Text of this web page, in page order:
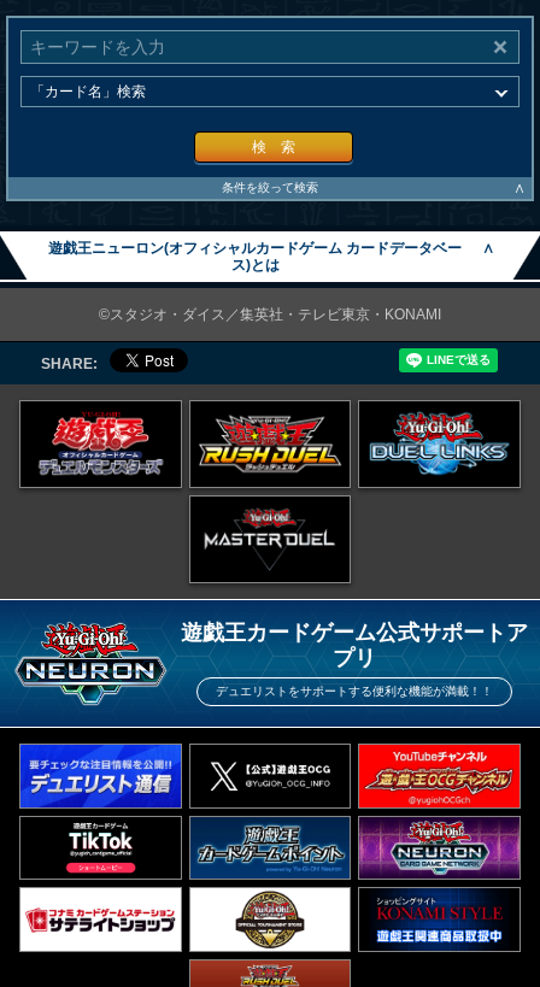
検 索
条件を絞って検索 ∧
遊戯王ニューロン(オフィシャルカードゲーム カードデータベー
ス)とは
∧
©スタジオ・ダイス／集英社・テレビ東京・KONAMI
SHARE:
遊戯王カードゲーム公式サポートア
プリ
デュエリストをサポートする便利な機能が満載！！